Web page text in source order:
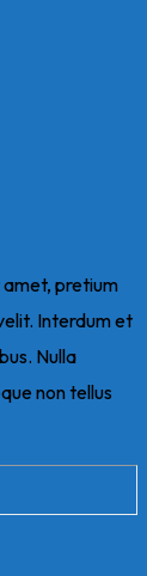
pretium
Interdum et
Nulla
non tellus